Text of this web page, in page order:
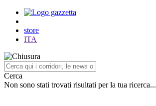
store
ITA
Cerca
Non sono stati trovati risultati per la tua ricerca...